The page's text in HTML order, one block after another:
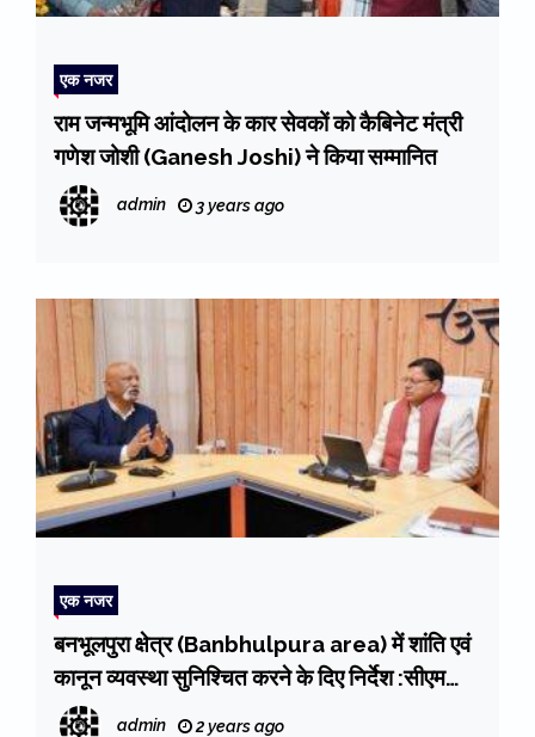
एक नजर
राम जन्मभूमि आंदोलन के कार सेवकों को कैबिनेट मंत्री
गणेश जोशी (Ganesh Joshi) ने किया सम्मानित
admin 3 years ago
एक नजर
बनभूलपुरा क्षेत्र (Banbhulpura area) में शांति एवं
कानून व्यवस्था सुनिश्चित करने के दिए निर्देश :सीएम
धामी
admin 2 years ago